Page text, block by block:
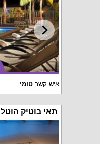
איש קשר:טומי
תאי בוטיק הוטל